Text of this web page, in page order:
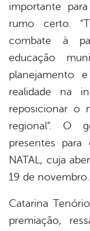
importante
rumo certo.
combate à
educação
planejamento
realidade na
reposicionar o
regional”. O
presentes
NATAL, cuja
19 de novembro.
Catarina
premiação,